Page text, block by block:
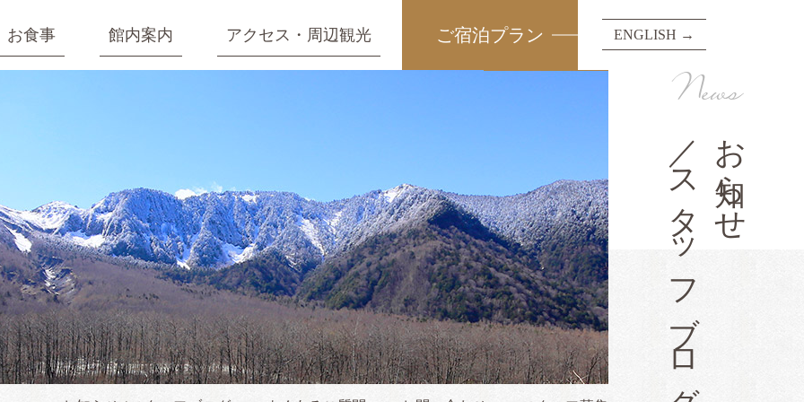
お食事 館内案内 アクセス・周辺観光 ご宿泊プラン ENGLISH →
お知らせ
／スタッフブログ
News